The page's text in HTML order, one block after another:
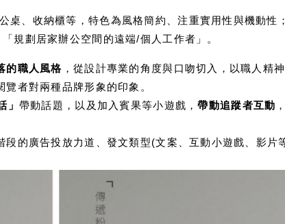
桌、收納櫃等，特色為風格簡約、注重實用性與機動性
規劃居家辦公空間的遠端/個人工作者」。
的職人風格 ，從設計專業的角度與口吻切入，以職人精
者對兩種品牌形象的印象。
」 帶動話題，以及加入賓果等小遊戲，帶動追蹤者互動
段的廣告投放力道、發文類型(文案、互動小遊戲、影片